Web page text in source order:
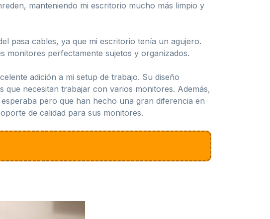
manteniendo mi escritorio mucho más limpio y
pasa cables, ya que mi escritorio tenía un agujero.
monitores perfectamente sujetos y organizados.
adición a mi setup de trabajo. Su diseño
necesitan trabajar con varios monitores. Además,
pero que han hecho una gran diferencia en
de calidad para sus monitores.